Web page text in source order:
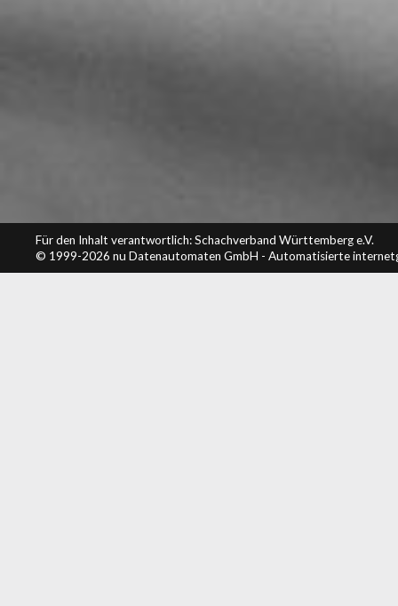
Für den Inhalt verantwortlich: Schachverband Württemberg e.V.
© 1999-2026 nu Datenautomaten GmbH - Automatisierte